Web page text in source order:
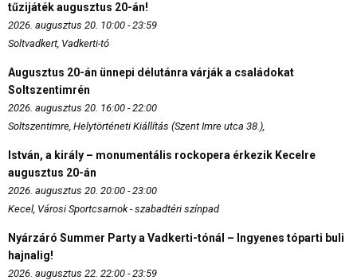
tűzijáték augusztus 20-án!
2026. augusztus 20. 10:00 - 23:59
Soltvadkert, Vadkerti-tó
Augusztus 20-án ünnepi délutánra várják a családokat
Soltszentimrén
2026. augusztus 20. 16:00 - 22:00
Soltszentimre, Helytörténeti Kiállítás (Szent Imre utca 38.),
István, a király – monumentális rockopera érkezik Kecelre
augusztus 20-án
2026. augusztus 20. 20:00 - 23:00
Kecel, Városi Sportcsarnok - szabadtéri színpad
Nyárzáró Summer Party a Vadkerti-tónál – Ingyenes tóparti buli
hajnalig!
2026. augusztus 22. 22:00 - 23:59